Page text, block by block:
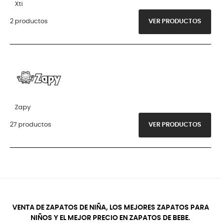
Xti
2 productos VER PRODUCTOS
Zapy
27 productos VER PRODUCTOS
VENTA DE ZAPATOS DE NIÑA, LOS MEJORES ZAPATOS PARA
NIÑOS Y EL MEJOR PRECIO EN ZAPATOS DE BEBE.